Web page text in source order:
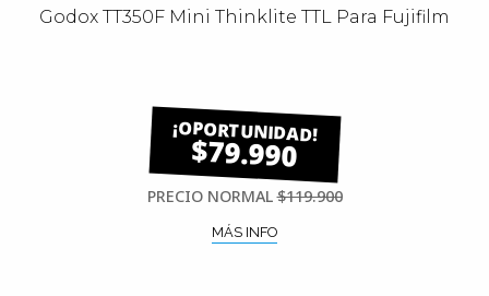
Godox TT350F Mini Thinklite TTL Para Fujifilm
$79.990
PRECIO NORMAL$119.900
MÁS INFO